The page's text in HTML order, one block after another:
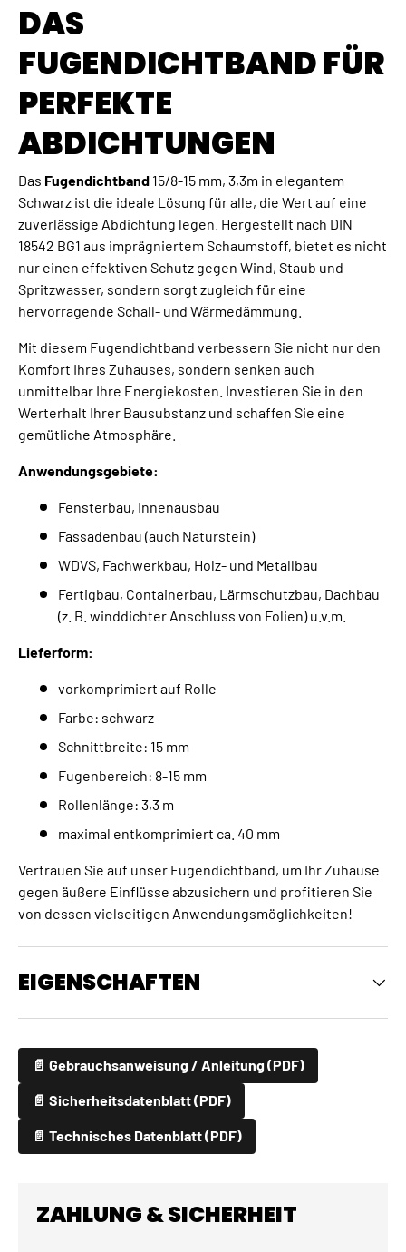
DAS
FUGENDICHTBAND FÜR
PERFEKTE
ABDICHTUNGEN
Das Fugendichtband 15/8-15 mm, 3,3m in elegantem
Schwarz ist die ideale Lösung für alle, die Wert auf eine
zuverlässige Abdichtung legen. Hergestellt nach DIN
18542 BG1 aus imprägniertem Schaumstoff, bietet es nicht
nur einen effektiven Schutz gegen Wind, Staub und
Spritzwasser, sondern sorgt zugleich für eine
hervorragende Schall- und Wärmedämmung.
Mit diesem Fugendichtband verbessern Sie nicht nur den
Komfort Ihres Zuhauses, sondern senken auch
unmittelbar Ihre Energiekosten. Investieren Sie in den
Werterhalt Ihrer Bausubstanz und schaffen Sie eine
gemütliche Atmosphäre.
Anwendungsgebiete:
Fensterbau, Innenausbau
Fassadenbau (auch Naturstein)
WDVS, Fachwerkbau, Holz- und Metallbau
Fertigbau, Containerbau, Lärmschutzbau, Dachbau
(z. B. winddichter Anschluss von Folien) u.v.m.
Lieferform:
vorkomprimiert auf Rolle
Farbe: schwarz
Schnittbreite: 15 mm
Fugenbereich: 8-15 mm
Rollenlänge: 3,3 m
maximal entkomprimiert ca. 40 mm
Vertrauen Sie auf unser Fugendichtband, um Ihr Zuhause
gegen äußere Einflüsse abzusichern und profitieren Sie
von dessen vielseitigen Anwendungsmöglichkeiten!
EIGENSCHAFTEN
📄 Gebrauchsanweisung / Anleitung (PDF)
📄 Sicherheitsdatenblatt (PDF)
📄 Technisches Datenblatt (PDF)
ZAHLUNG & SICHERHEIT